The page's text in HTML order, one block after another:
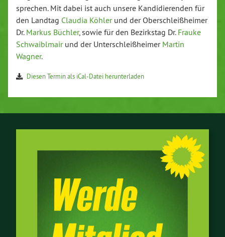
sprechen. Mit dabei ist auch unsere Kan­di­die­ren­den für
den Landtag Claudia Köhlerund der Ober­schleiß­hei­mer
Dr. Markus Büchler, sowie für den Be­zirks­tag Dr. Frauke
Schwaiblmairund der Un­ter­schleiß­hei­mer Martin
Wagner.
Diesen Termin als iCal-Da­tei her­un­ter­la­den